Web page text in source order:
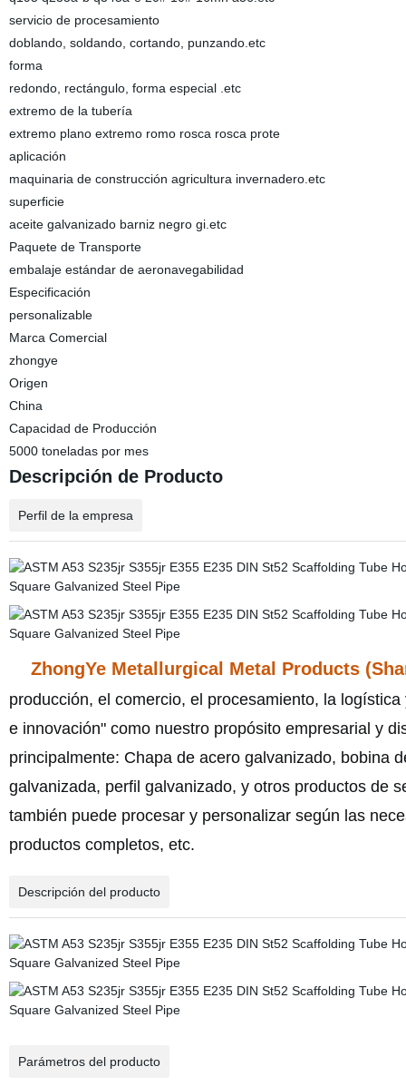
servicio de procesamiento
doblando, soldando, cortando, punzando.etc
forma
redondo, rectángulo, forma especial .etc
extremo de la tubería
extremo plano extremo romo rosca rosca prote
aplicación
maquinaria de construcción agricultura invernadero.etc
superficie
aceite galvanizado barniz negro gi.etc
Paquete de Transporte
embalaje estándar de aeronavegabilidad
Especificación
personalizable
Marca Comercial
zhongye
Origen
China
Capacidad de Producción
5000 toneladas por mes
Descripción de Producto
Perfil de la empresa
ZhongYe Metallurgical Metal Products
producción, el comercio, el procesamiento, la
e innovación" como nuestro propósito empresarial y
principalmente: Chapa de acero galvanizado, bobina
galvanizada, perfil galvanizado, y otros productos de
también puede procesar y personalizar según las
productos completos, etc.
Descripción del producto
Parámetros del producto